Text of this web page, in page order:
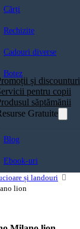
Cărți
Rechizite
Cadouri diverse
Botez
și discounturi
pentru copii
săptămănii
Gratuite
Blog
Ebook-uri
și landouri
lion